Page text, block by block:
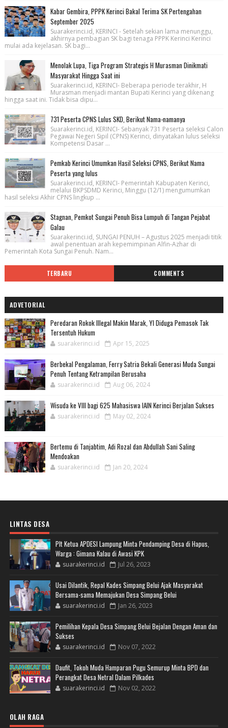
Kabar Gembira, PPPK Kerinci Bakal Terima SK Pertengahan
September 2025
Suarakerinci.id, KERINCI - Setelah sekian lama menunggu,
akhirnya pembagian SK bagi tenaga PPPK Kerinci Kerinci
mulai ada kejelasan. SK bagi...
Menolak Lupa, Tiga Program Strategis H Murasman Dinikmati
Masyarakat Hingga Saat ini
Suarakerinci.id, KERINCI- Beberapa periode terakhir, H
Murasman menjadi mantan Bupati Kerinci yang dikenang
hingga saat ini. Tidak bisa dipu...
731 Peserta CPNS Lulus SKD, Berikut Nama-namanya
Suarakerinci.id, KERINCI- Sebanyak 731 Peserta seleksi Calon
Pegawai Negeri Sipil (CPNS) Kerinci, dinyatakan lulus seleksi
Kompetensi Dasar ...
Pemkab Kerinci Umumkan Hasil Seleksi CPNS, Berikut Nama
Peserta yang lulus
Suarakerinci.id, KERINCI- Pemerintah Kabupaten Kerinci,
melalui BKPSDMD Kerinci, Minggu (12/1) mengumumkan
hasil seleksi Akhir CPNS lingkup ...
Stagnan, Pemkot Sungai Penuh Bisa Lumpuh di Tangan Pejabat
Galau
Suarakerinci.id, SUNGAI PENUH – Agustus 2025 menjadi titik
awal penentuan arah kepemimpinan Alfin-Azhar di
Pemerintah Kota Sungai Penuh. Nam...
TERBARU COMMENTS
ADVETORIAL
Peredaran Rokok Illegal Makin Marak, YI Diduga Pemasok Tak
Tersentuh Hukum
suarakerinci.id Apr 15, 2025
Berbekal Pengalaman, Ferry Satria Bekali Generasi Muda Sungai
Penuh Tentang Ketrampilan Berusaha
suarakerinci.id Aug 06, 2024
Wisuda ke VIII bagi 625 Mahasiswa IAIN Kerinci Berjalan Sukses
suarakerinci.id May 02, 2024
Bertemu di Tanjabtim, Adi Rozal dan Abdullah Sani Saling
Mendoakan
suarakerinci.id Jan 20, 2024
LINTAS DESA
Plt Ketua APDESI Lampung Minta Pendamping Desa di Hapus,
Warga : Gimana Kalau di Awasi KPK
suarakerinci.id Jul 26, 2023
Usai Dilantik, Repal Kades Simpang Belui Ajak Masyarakat
Bersama-sama Memajukan Desa Simpang Belui
suarakerinci.id Jan 26, 2023
Pemilihan Kepala Desa Simpang Belui Bejalan Dengan Aman dan
Sukses
suarakerinci.id Nov 07, 2022
Daufit, Tokoh Muda Hamparan Pugu Semurup Minta BPD dan
Perangkat Desa Netral Dalam Pilkades
suarakerinci.id Nov 02, 2022
OLAH RAGA